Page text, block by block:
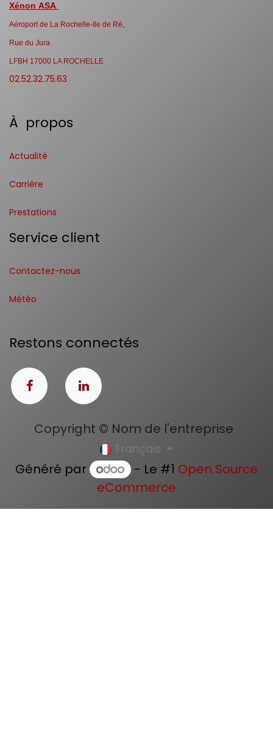
Xénon ASA
Aéroport de La Rochelle-Ile de Ré,
Rue du Jura
LFBH 17000 LA ROCHELLE
02.52.32.75.63
À propos
Actualité
Carrière
Prestations
Service client
Contactez-nous
Météo
Restons connectés
Copyright © Nom de l'entreprise
Français
Généré par - Le #1 Open Source
eCommerce